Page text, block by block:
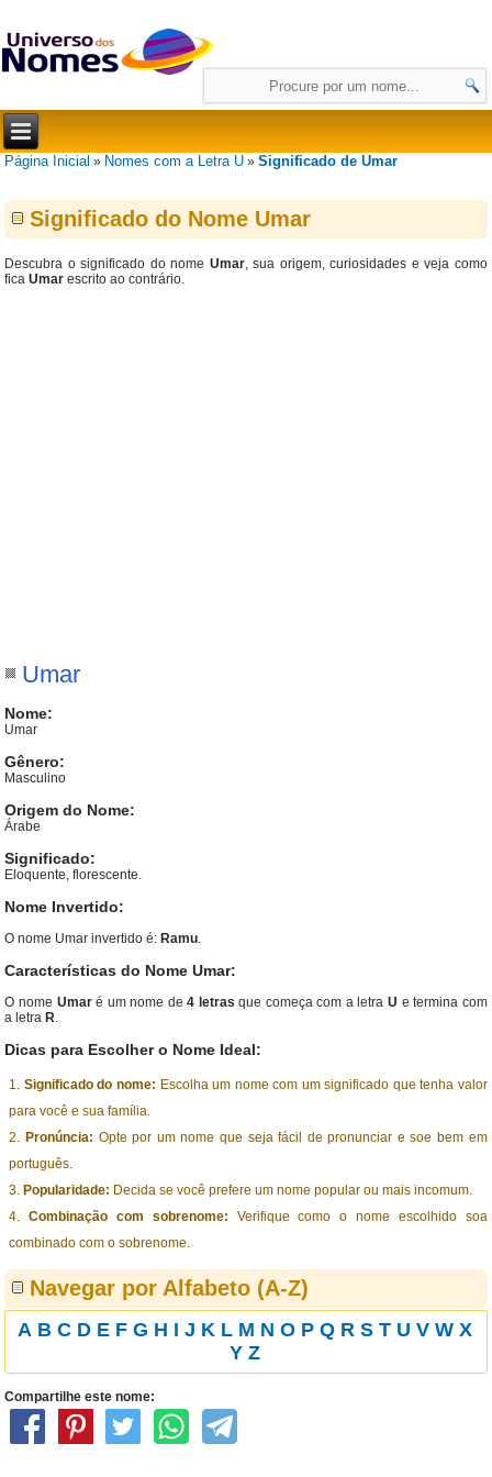
Página Inicial » Nomes com a Letra U »Significado de Umar
Significado do Nome Umar
Descubra o significado do nome Umar, sua origem, curiosidades e veja como
ficaUmar escrito ao contrário.
Umar
Nome:
Umar
Gênero:
Masculino
Origem do Nome:
Árabe
Significado:
Eloquente, florescente.
Nome Invertido:
O nome Umar invertido é: Ramu.
Características do Nome Umar:
O nome Umaré um nome de4 letras que começa com a letra U e termina com
a letra R.
Dicas para Escolher o Nome Ideal:
Significado do nome: Escolha um nome com um significado que tenha valor
para você e sua família.
Pronúncia: Opte por um nome que seja fácil de pronunciar e soe bem em
português.
Popularidade: Decida se você prefere um nome popular ou mais incomum.
Combinação com sobrenome: Verifique como o nome escolhido soa
combinado com o sobrenome.
Navegar por Alfabeto (A-Z)
A B C D E F G H I J K L M N O P Q R S T U V W X
Y Z
Compartilhe este nome: